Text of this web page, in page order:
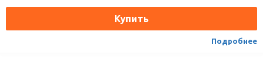
Подробнее